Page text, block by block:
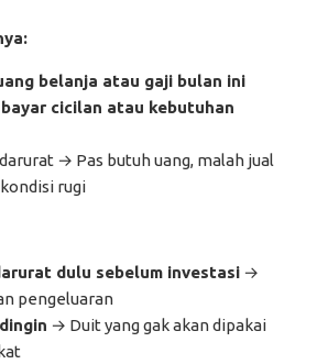
belanja atau gaji bulan ini
bayar cicilan atau kebutuhan
→ Pas butuh uang, malah jual
rugi
dulu sebelum investasi →
pengeluaran
→ Duit yang gak akan dipakai